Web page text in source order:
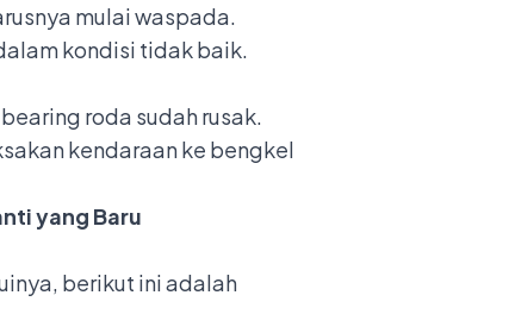
mulai waspada.
kondisi tidak baik.
roda sudah rusak.
kendaraan ke bengkel
yang Baru
berikut ini adalah